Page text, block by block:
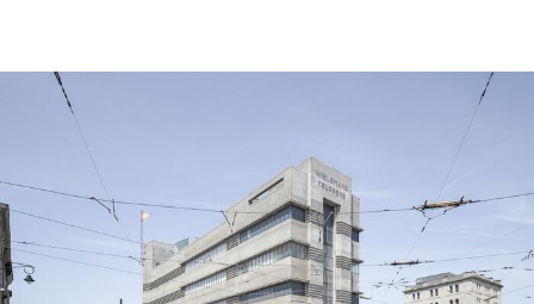
latinoamericanas como espacios de resistencia y
construcción de nuevos imaginarios.